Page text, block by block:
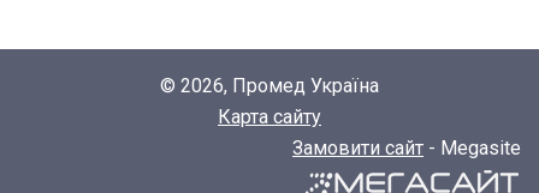
© 2026, Промед Україна
Карта сайту
Замовити сайт - Megasite